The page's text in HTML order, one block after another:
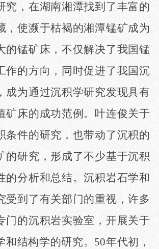
究，在湖南湘潭找到了丰富的
，使濒于枯褐的湘潭锰矿成为
的锰矿床，不仅解决了我国锰
作的方向，同时促进了我国沉
成为通过沉积学研究发现具有
矿床的成功范例。叶连俊关于
条件的研究，也带动了沉积的
的研究，形成了不少基于沉积
的分析和总结。沉积岩石学和
受到了有关部门的重视，许多
门的沉积岩实验室，开展关于
和结构学的研究。50年代初，